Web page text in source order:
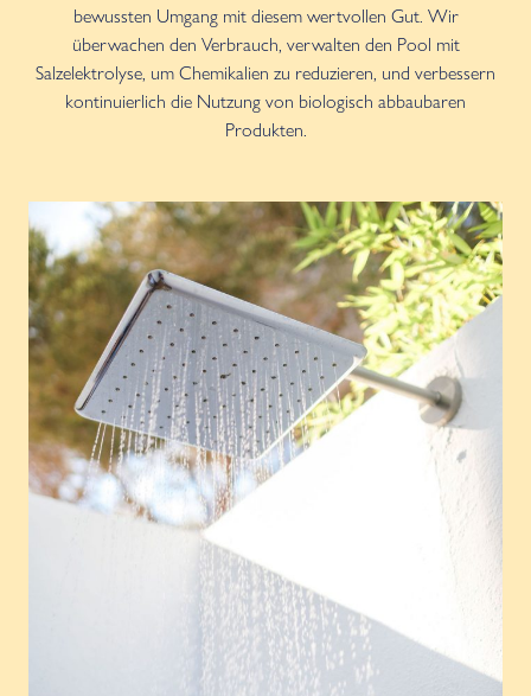
bewussten Umgang mit diesem wertvollen Gut. Wir
überwachen den Verbrauch, verwalten den Pool mit
Salzelektrolyse, um Chemikalien zu reduzieren, und verbessern
kontinuierlich die Nutzung von biologisch abbaubaren
Produkten.